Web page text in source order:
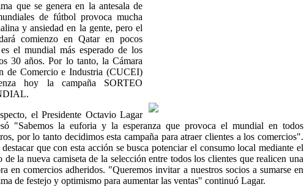
que se genera en la antesala de
de fútbol provoca mucha
y ansiedad en la gente, pero el
comienzo en Qatar en pocos
el mundial más esperado de los
30 años. Por lo tanto, la Cámara
de Comercio e Industria (CUCEI)
hoy la campaña SORTEO
el Presidente Octavio Lagar
"Sabemos la euforia y la esperanza que provoca el mundial en todos
por lo tanto decidimos esta campaña para atraer clientes a los comercios".
destacar que con esta acción se busca potenciar el consumo local mediante el
de la nueva camiseta de la selección entre todos los clientes que realicen una
en comercios adheridos. "Queremos invitar a nuestros socios a sumarse en
de festejo y optimismo para aumentar las ventas" continuó Lagar.